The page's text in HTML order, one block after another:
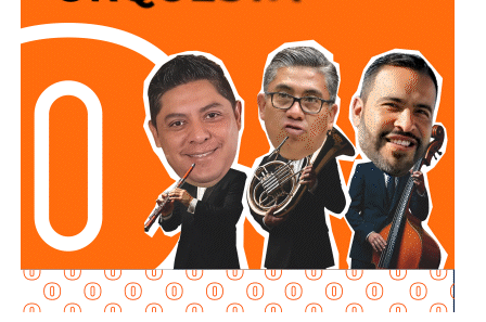
Otro lugar donde puedes tener un control balanceado
sobre tus alimentos es FitFood SLP,
esta dark kitchen
cuenta con servicio a domicilio y ofrece planes
personalizados de alimentación semanal o mensual
de acuerdo al presupuesto y objetivos que el cliente tiene
disposición del Ayuntamiento para colaborar en la
consolidación de este proyecto, el cual ahora comienza a
materializarse en un espacio del Sistema Municipal para
el Desarrollo Integral de la Familia (DIF) destinado al
bienestar de las familias.